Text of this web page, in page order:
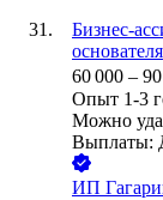
Бизнес-
основателя
60 000 –
Опыт 1-3
Можно
Выплаты:
ИП